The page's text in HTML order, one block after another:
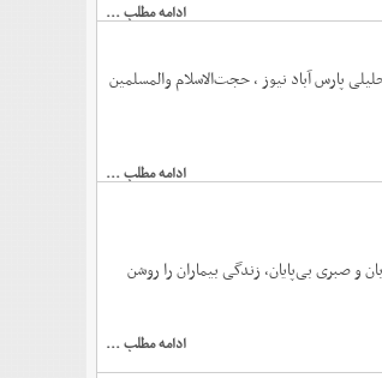
ادامه مطلب ...
پارس آباد نیوز ، حجت‌الاسلام والمسلمین
ادامه مطلب ...
و صبری بی‌پایان، زندگی بیماران را روشن
ادامه مطلب ...